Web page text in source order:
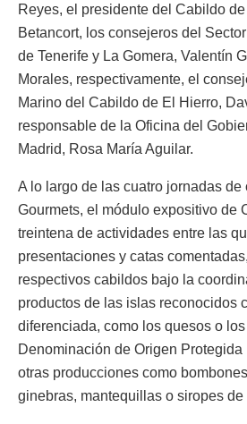
Reyes, el presidente del Cabildo
Betancort, los consejeros del
de Tenerife y La Gomera, Valentín
Morales, respectivamente, el
Marino del Cabildo de El Hierro,
responsable de la Oficina del
Madrid, Rosa María Aguilar.
A lo largo de las cuatro jornadas
Gourmets, el módulo expositivo de
treintena de actividades entre las
presentaciones y catas
respectivos cabildos bajo la
productos de las islas reconocidos
diferenciada, como los quesos o
Denominación de Origen Protegida
otras producciones como
ginebras, mantequillas o siropes de